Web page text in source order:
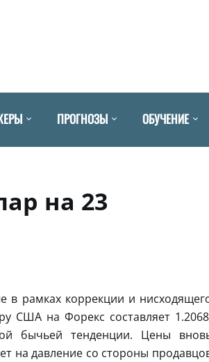
ПРОГНОЗЫ ОБУЧЕНИЕ
на 23
в рамках коррекции и
США на Форекс составляет
бычьей тенденции. Цены
на давление со стороны